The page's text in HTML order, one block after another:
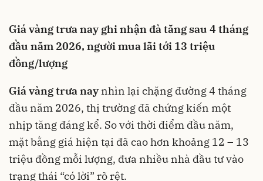
Giá vàng trưa nay ghi nhận đà tăng sau 4 tháng
đầu năm 2026, người mua lãi tới 13 triệu
đồng/lượng
Giá vàng trưa nay nhìn lại chặng đường 4 tháng
đầu năm 2026, thị trường đã chứng kiến một
nhịp tăng đáng kể. So với thời điểm đầu năm,
mặt bằng giá hiện tại đã cao hơn khoảng 12 – 13
triệu đồng mỗi lượng, đưa nhiều nhà đầu tư vào
trạng thái “có lời” rõ rệt.